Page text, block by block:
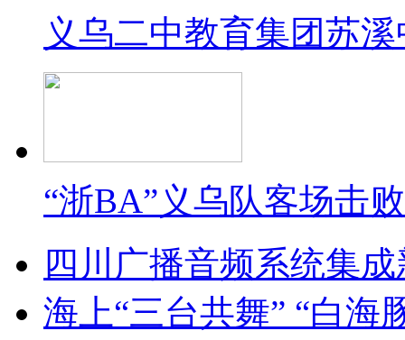
义乌二中教育集团苏
“浙BA”义乌队客场击
四川广播音频系统集
海上“三台共舞” “白海